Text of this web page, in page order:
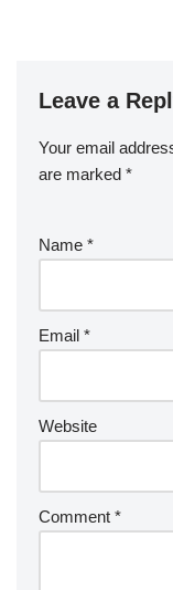
Leave a
Your email
are marked *
Name *
Email *
Website
Comment *